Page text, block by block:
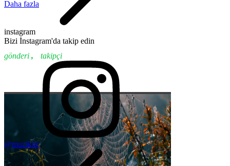
Daha fazla
instagram
Bizi İnstagram'da takip edin
gönderi , takipçi
@muzikist